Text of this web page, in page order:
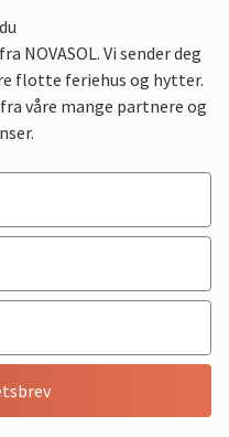
NOVASOL. Vi sender deg
flotte feriehus og hytter.
våre mange partnere og